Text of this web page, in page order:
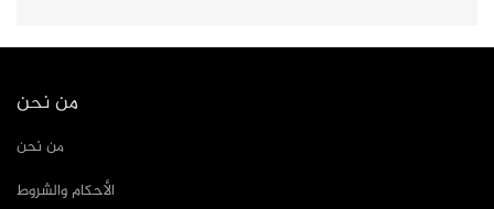
من نحن
من نحن
الأحكام والشروط